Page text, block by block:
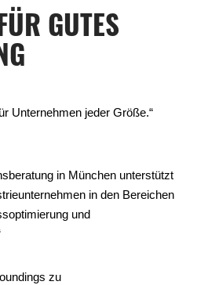
GUTES
Unternehmen jeder Größe.“
in München unterstützt
in den Bereichen
und
zu